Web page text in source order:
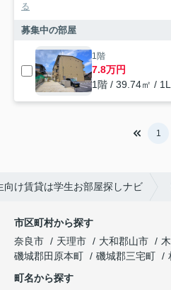
る
募集中の部屋
1階
7.8万円
1階 / 39.74㎡ /
1
向け賃貸は学生お部屋探しナビ
市区町村から探す
奈良市
天理市 大和郡山市
磯城郡田原本町
磯城郡三宅町
町名から探す